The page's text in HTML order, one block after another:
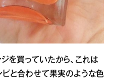
ジを買っていたから、これは
ピと合わせて果実のような色